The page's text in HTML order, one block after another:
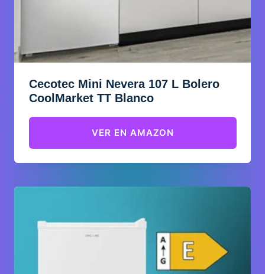
Cecotec Mini Nevera 107 L Bolero
CoolMarket TT Blanco
VER EN AMAZON